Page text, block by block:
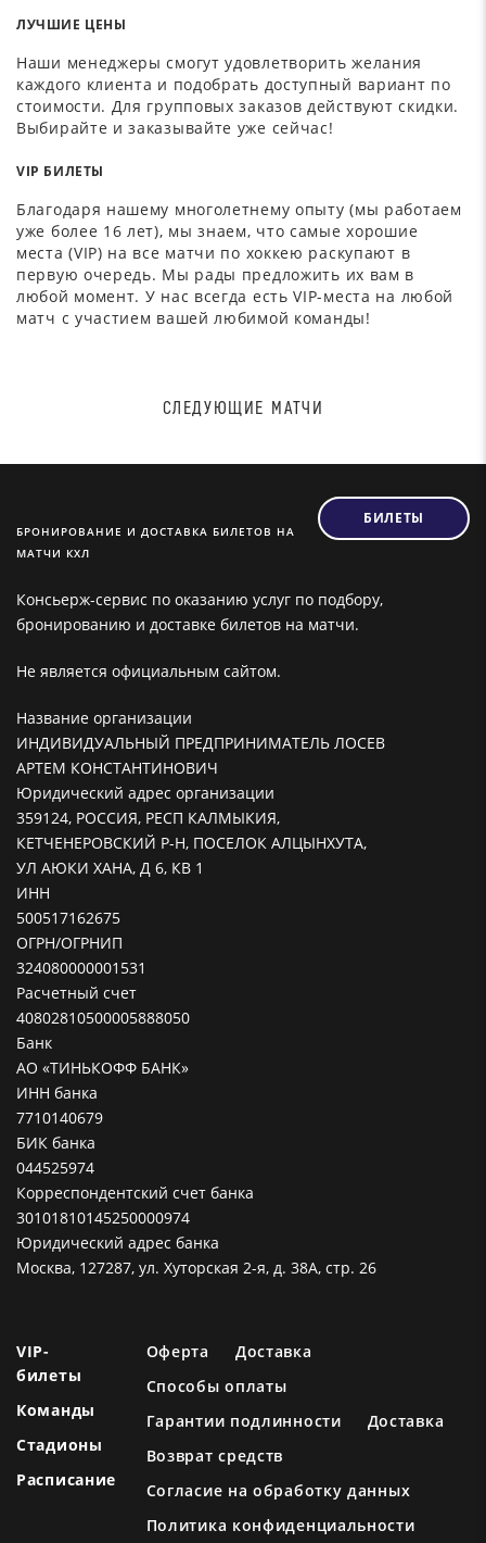
ЛУЧШИЕ ЦЕНЫ
Наши менеджеры смогут удовлетворить желания
каждого клиента и подобрать доступный вариант по
стоимости. Для групповых заказов действуют скидки.
Выбирайте и заказывайте уже сейчас!
VIP БИЛЕТЫ
Благодаря нашему многолетнему опыту (мы работаем
уже более 16 лет), мы знаем, что самые хорошие
места (VIP) на все матчи по хоккею раскупают в
первую очередь. Мы рады предложить их вам в
любой момент. У нас всегда есть VIP-места на любой
матч с участием вашей любимой команды!
СЛЕДУЮЩИЕ МАТЧИ
БРОНИРОВАНИЕ И ДОСТАВКА БИЛЕТОВ НА
МАТЧИ КХЛ
БИЛЕТЫ
Консьерж-сервис по оказанию услуг по подбору,
бронированию и доставке билетов на матчи.
Не является официальным сайтом.
Название организации
ИНДИВИДУАЛЬНЫЙ ПРЕДПРИНИМАТЕЛЬ ЛОСЕВ
АРТЕМ КОНСТАНТИНОВИЧ
Юридический адрес организации
359124, РОССИЯ, РЕСП КАЛМЫКИЯ,
КЕТЧЕНЕРОВСКИЙ Р-Н, ПОСЕЛОК АЛЦЫНХУТА,
УЛ АЮКИ ХАНА, Д 6, КВ 1
ИНН
500517162675
ОГРН/ОГРНИП
324080000001531
Расчетный счет
40802810500005888050
Банк
АО «ТИНЬКОФФ БАНК»
ИНН банка
7710140679
БИК банка
044525974
Корреспондентский счет банка
30101810145250000974
Юридический адрес банка
Москва, 127287, ул. Хуторская 2-я, д. 38А, стр. 26
VIP-
билеты
Команды
Стадионы
Расписание
Оферта
Доставка
Способы оплаты
Гарантии подлинности
Доставка
Возврат средств
Согласие на обработку данных
Политика конфиденциальности